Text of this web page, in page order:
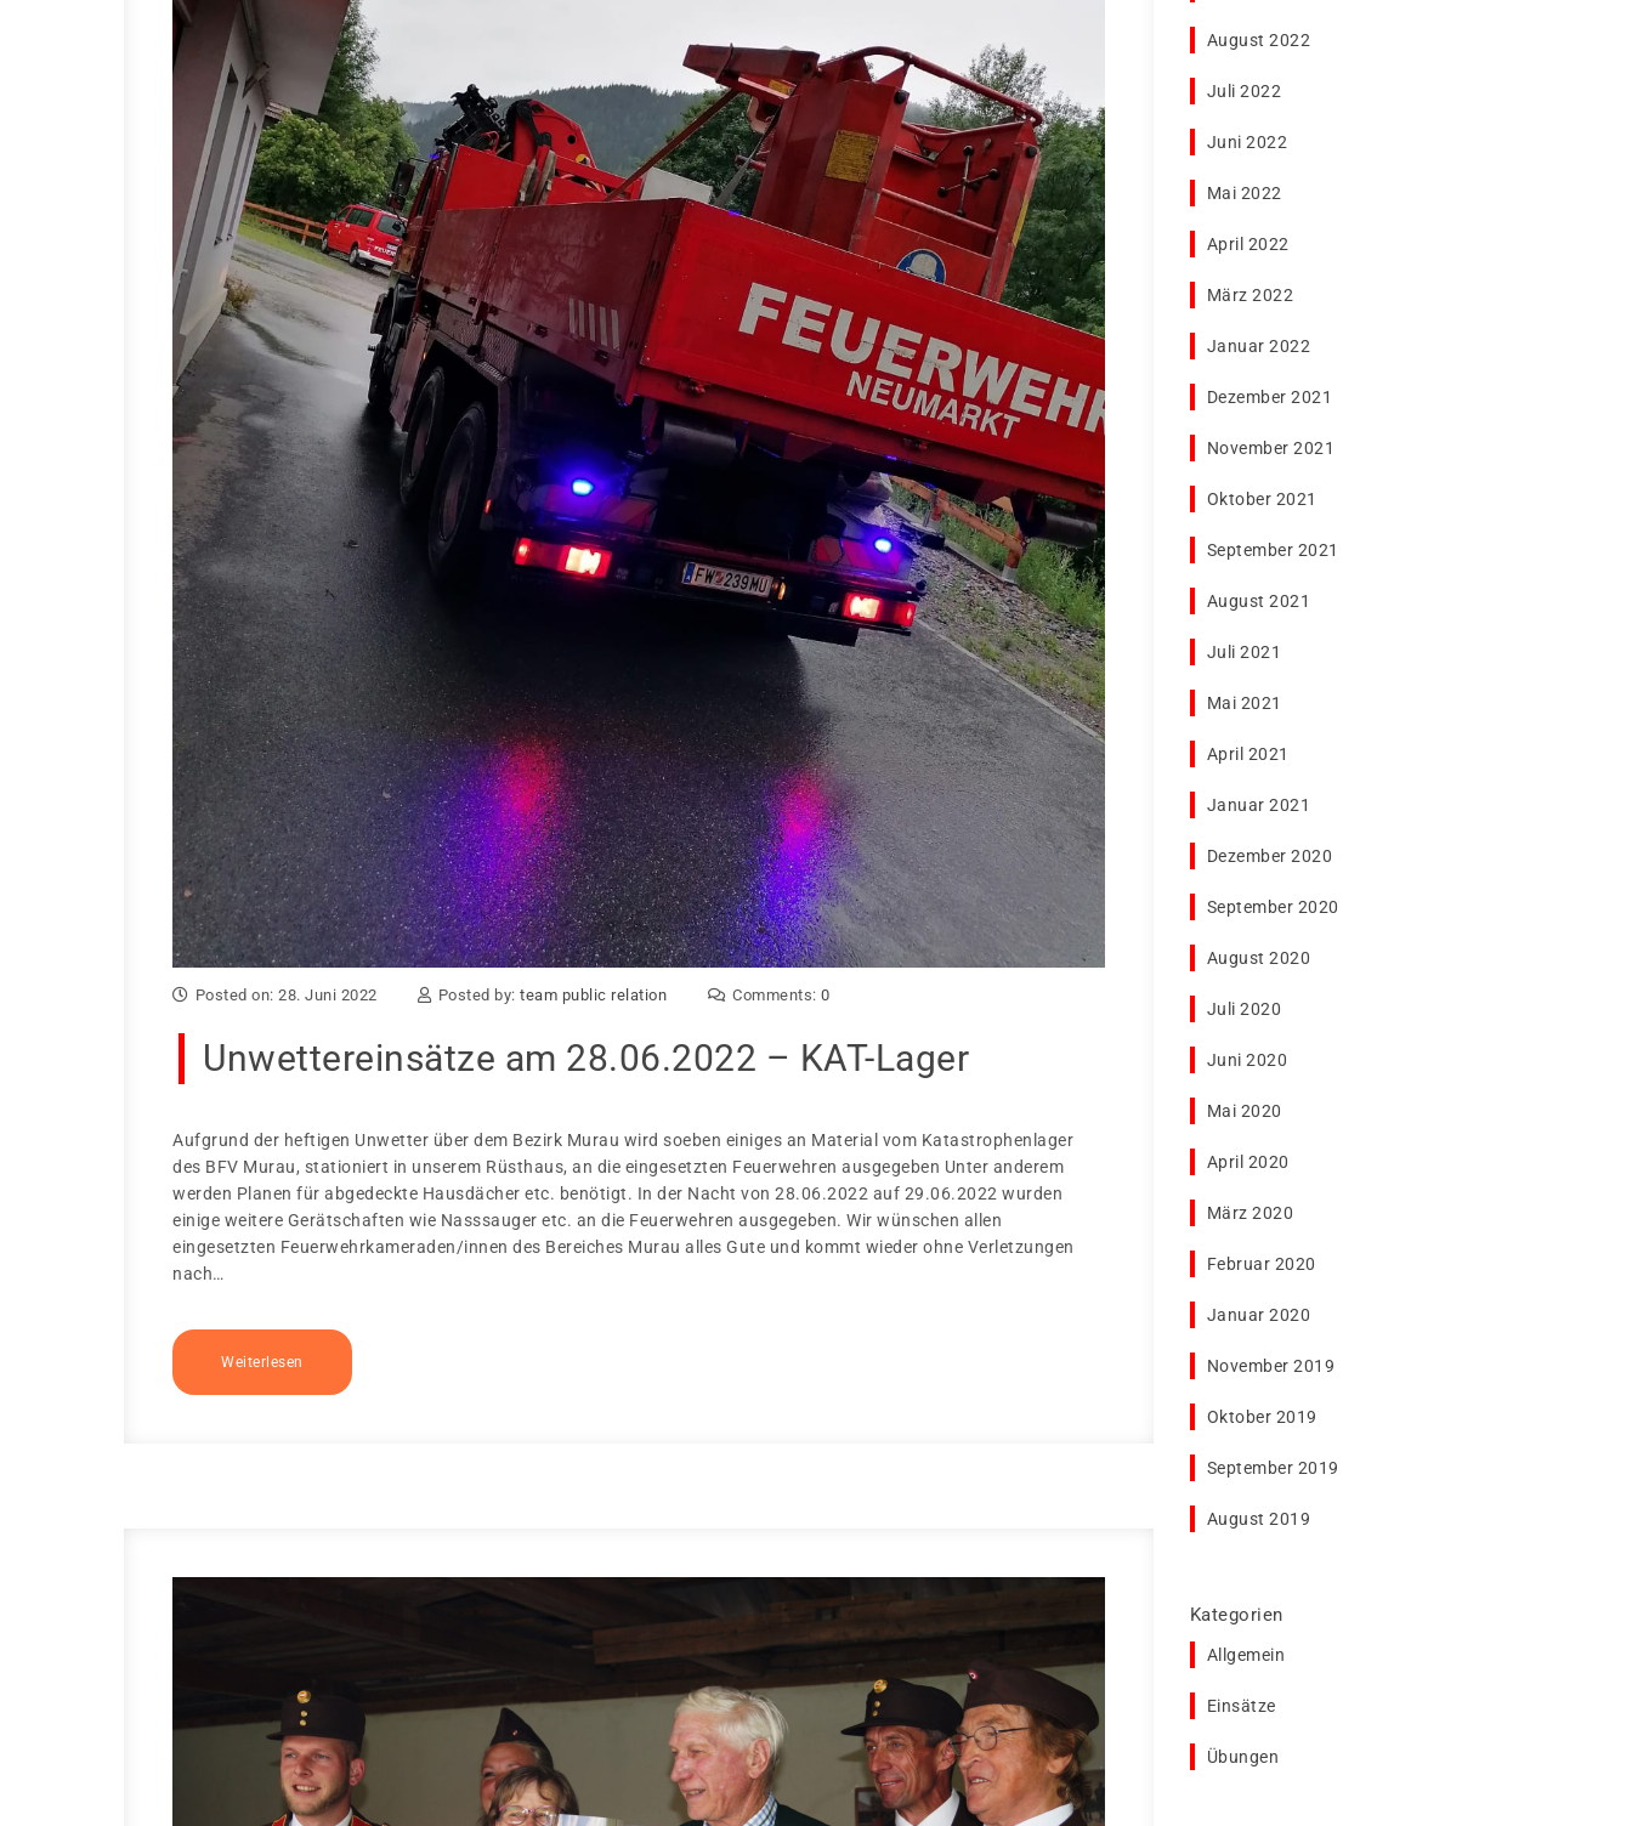
Posted on: 28. Juni 2022 Posted by: team public relation Comments: 0
Unwettereinsätze am 28.06.2022 – KAT-Lager
Aufgrund der heftigen Unwetter über dem Bezirk Murau wird soeben einiges an Material vom Katastrophenlager
des BFV Murau, stationiert in unserem Rüsthaus, an die eingesetzten Feuerwehren ausgegeben Unter anderem
werden Planen für abgedeckte Hausdächer etc. benötigt. In der Nacht von 28.06.2022 auf 29.06.2022 wurden
einige weitere Gerätschaften wie Nasssauger etc. an die Feuerwehren ausgegeben. Wir wünschen allen
eingesetzten Feuerwehrkameraden/innen des Bereiches Murau alles Gute und kommt wieder ohne Verletzungen
nach…
Weiterlesen
August 2022
Juli 2022
Juni 2022
Mai 2022
April 2022
März 2022
Januar 2022
Dezember 2021
November 2021
Oktober 2021
September 2021
August 2021
Juli 2021
Mai 2021
April 2021
Januar 2021
Dezember 2020
September 2020
August 2020
Juli 2020
Juni 2020
Mai 2020
April 2020
März 2020
Februar 2020
Januar 2020
November 2019
Oktober 2019
September 2019
August 2019
Kategorien
Allgemein
Einsätze
Übungen